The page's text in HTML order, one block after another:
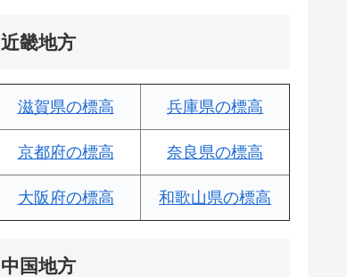
近畿地方
滋賀県の標高 兵庫県の標高
京都府の標高 奈良県の標高
大阪府の標高 和歌山県の標高
中国地方